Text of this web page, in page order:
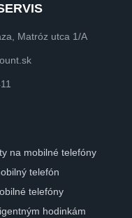
Matróz utca 1/A
na mobilné telefóny
telefón
telefóny
hodinkám